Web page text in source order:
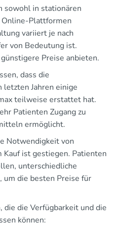
sowohl in stationären
Plattformen
variiert je nach
von Bedeutung ist.
Preise anbieten.
dass die
letzten Jahren einige
teilweise erstattet hat.
Patienten Zugang zu
ermöglicht.
Notwendigkeit von
Kauf ist gestiegen. Patienten
unterschiedliche
um die besten Preise für
die die Verfügbarkeit und die
können: